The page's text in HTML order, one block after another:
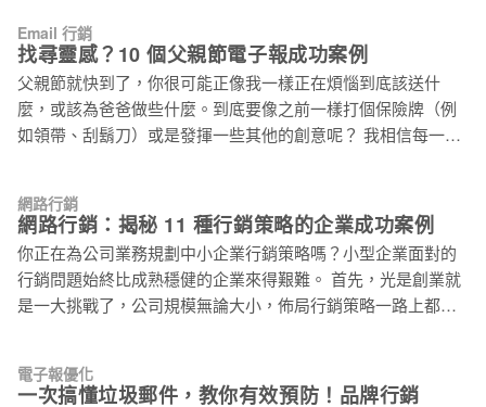
的安全性。 這項 Email 規則，目的是希望能打造更安全的電子
郵件使用環境。身為品牌方的行銷人員，你必須掌握的 Email
行銷規則，立即查看：你一定要知道！Google 和 Yahoo 宣布新
的 Email 郵件規則 💡 操作應用：如果你
行銷，並把它視為所有行銷工具中的關鍵角色。 Netflix 追蹤用
戶看影片的所有習慣，甚至包括暫停、倒帶、快轉等行為，全
部數據排列組合，成就 Netflix 帝國。將使用者行為分析透徹，
客製遞送 VIP 等級的個人化服務幾乎是他們的 DNA，基於這樣
的特長，後續再做行銷時更能精準打動人心，而電子報的特色
訊」傳遞給「對的人」，是 Netflix 電子報行銷的核心。 不能說
電子報行銷是唯一功臣，但 Netflix 的方法確實有值得關注學習
的地方，到底他們是如何透過 EDM 做行銷？以下整理 4 大重
點，希望能帶給你不同的思考： 一、
Email 行銷
找尋靈感？10 個父親節電子報成功案例
父親節就快到了，你很可能正像我一樣正在煩惱到底該送什
麼，或該為爸爸做些什麼。到底要像之前一樣打個保險牌（例
如領帶、刮鬍刀）或是發揮一些其他的創意呢？ 我相信每一個
如何從信海中脫穎而出，或至少抓住訂閱者的目光呢？ 我們前
陣子花不少篇幅在討論怎麼產出一個好的主旨，因此這次就不
另外討論父親節的主旨該怎麼下。另外，由於父親節和母親節
性質上十分接近，因此對數據有興趣的朋友可以參考我們母親
節的行銷案例。 這次我們會採用上次母親節方式，收集一些國
檔期是中秋節，歡迎參考這篇中秋節行銷文章，蒐集了多個品
牌案例，幫助你提早規劃行銷活動：中秋節行銷怎麼做？13 個
網路行銷
網路行銷：揭秘 11 種行銷策略的企業成功案例
你正在為公司業務規劃中小企業行銷策略嗎？小型企業面對的
行銷問題始終比成熟穩健的企業來得艱難。 首先，光是創業就
是一大挑戰了，公司規模無論大小，佈局行銷策略一路上都會
論企業定位是 B2B（企業對企業）還是 B2C（企業對顧客），
電子報優化
一次搞懂垃圾郵件，教你有效預防！品牌行銷